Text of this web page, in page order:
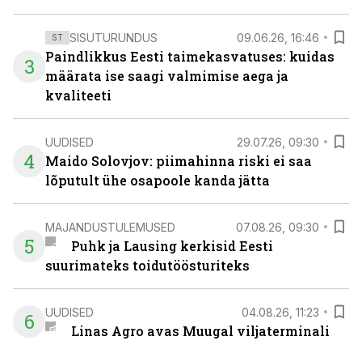
3
ST SISUTURUNDUS 09.06.26, 16:46
Paindlikkus Eesti taimekasvatuses: kuidas
määrata ise saagi valmimise aega ja
kvaliteeti
4
UUDISED 29.07.26, 09:30
Maido Solovjov: piimahinna riski ei saa
lõputult ühe osapoole kanda jätta
5
MAJANDUSTULEMUSED 07.08.26, 09:30
Puhk ja Lausing kerkisid Eesti
suurimateks toidutöösturiteks
6 UUDISED 04.08.26, 11:23
Linas Agro avas Muugal viljaterminali